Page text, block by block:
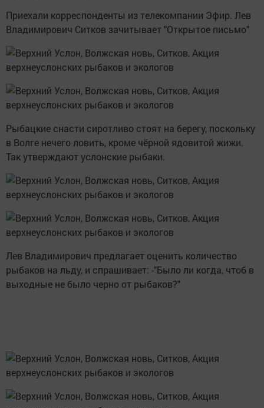
Приехали корреспонденты из телекомпании Эфир. Лев
Владимирович Ситков зачитывает "Открытое письмо"
Рыбацкие снасти сиротливо стоят на берегу, поскольку
в Волге нечего ловить, кроме чёрной ядовитой жижи.
Так утверждают услонские рыбаки.
Лев Владимирович предлагает оценить количество
рыбаков на льду, и спрашивает: -"Было ли когда, чтоб в
выходные не было черно от рыбаков?"